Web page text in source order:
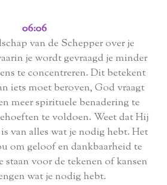
06:06
van de Schepper over je
je wordt gevraagd je minder
te concentreren. Dit betekent
iets moet beroven, God vraagt
​​meer spirituele benadering te
te voldoen. Weet dat Hij
van alles wat je nodig hebt. Het
om geloof en dankbaarheid te
staan ​​voor de tekenen of kansen
wat je nodig hebt.